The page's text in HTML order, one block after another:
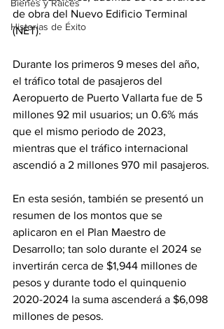
Bienes y Raíces
Historias de Éxito
de obra del Nuevo Edificio Terminal
(NET).
Durante los primeros 9 meses del año,
el tráfico total de pasajeros del
Aeropuerto de Puerto Vallarta fue de 5
millones 92 mil usuarios; un 0.6% más
que el mismo periodo de 2023,
mientras que el tráfico internacional
ascendió a 2 millones 970 mil pasajeros.
En esta sesión, también se presentó un
resumen de los montos que se
aplicaron en el Plan Maestro de
Desarrollo; tan solo durante el 2024 se
invertirán cerca de $1,944 millones de
pesos y durante todo el quinquenio
2020-2024 la suma ascenderá a $6,098
millones de pesos.